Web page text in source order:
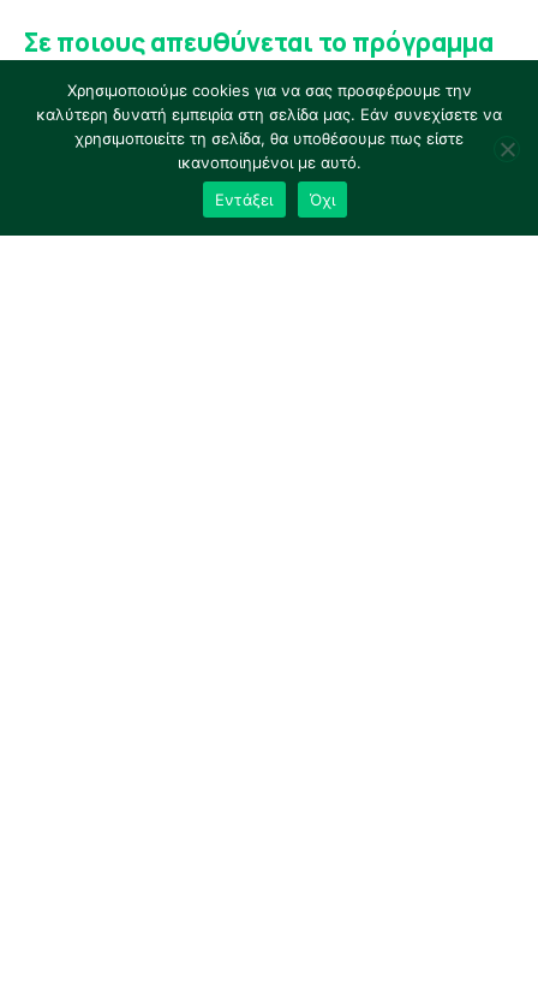
Σε ποιους απευθύνεται το πρόγραμμα
Σε κάθε μελισσοκόμο που δραστηριοποιείται στην ευρύτερη
περιοχή της Στερεάς Ελλάδα (πλην της Εύβοιας).
Περιοχή δράσης κύκλου 2025
Χρησιμοποιούμε cookies για να σας προσφέρουμε την
καλύτερη δυνατή εμπειρία στη σελίδα μας. Εάν συνεχίσετε να
χρησιμοποιείτε τη σελίδα, θα υποθέσουμε πως είστε
ικανοποιημένοι με αυτό.
Εντάξει
Όχι